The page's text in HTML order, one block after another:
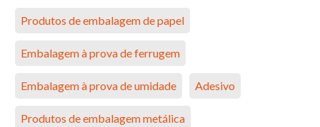
Produtos de embalagem de papel
Embalagem à prova de ferrugem
Embalagem à prova de umidade Adesivo
Produtos de embalagem metálica